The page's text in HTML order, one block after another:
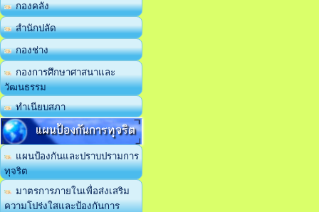
กองคลัง
สำนักปลัด
กองช่าง
กองการศึกษาศาสนาและ
วัฒนธรรม
ทำเนียบสภา
แผนป้องกันการทุจริต
แผนป้องกันและปราบปรามการ
ทุจริต
มาตรการภายในเพื่อส่งเสริม
ความโปร่งใสและป้องกันการ